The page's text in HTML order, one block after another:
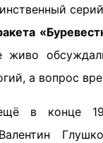
а вопрос
в конце